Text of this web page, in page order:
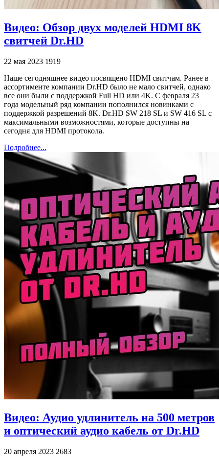
Видео: Обзор двух моделей HDMI 8K
свитчей Dr.HD
22 мая 2023 1919
Наше сегодняшнее видео посвящено HDMI свитчам. Ранее в
ассортименте компании Dr.HD было не мало свитчей, однако
все они были с поддержкой Full HD или 4K. С февраля 23
года модельный ряд компании пополнился новинками с
поддержкой разрешений 8K. Dr.HD SW 218 SL и SW 416 SL c
максимальными возможностями, которые доступны на
сегодня для HDMI протокола.
Подробнее...
Видео: Аудио удлинитель на 500 метров
и оптический аудио кабель от Dr.HD
20 апреля 2023 2683